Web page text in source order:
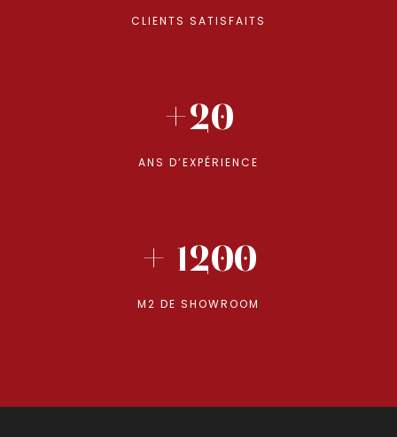
CLIENTS SATISFAITS
+20
ANS D’EXPÉRIENCE
+ 1200
M2 DE SHOWROOM